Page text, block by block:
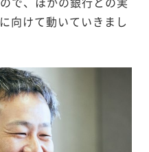
向けて動いていきまし